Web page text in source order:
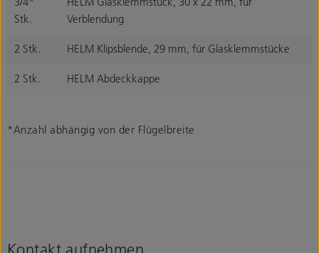
Stk.
Verblendung
2 Stk. HELM Klipsblende, 29 mm, für Glasklemmstücke
2 Stk. HELM Abdeckkappe
*Anzahl abhängig von der Flügelbreite